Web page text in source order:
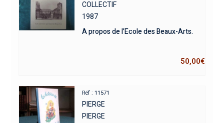
COLLECTIF
1987
A propos de l’Ecole des Beaux-Arts.
50,00€
Réf : 11571
PIERGE
PIERGE